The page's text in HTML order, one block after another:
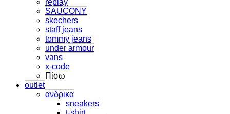
replay
SAUCONY
skechers
staff jeans
tommy jeans
under armour
vans
x-code
Πίσω
outlet
ανδρικα
sneakers